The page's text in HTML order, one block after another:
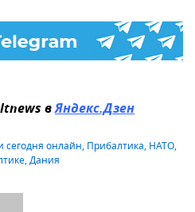
вЯндекс.Дзен
сегодня онлайн, Прибалтика, НАТО,
,Дания